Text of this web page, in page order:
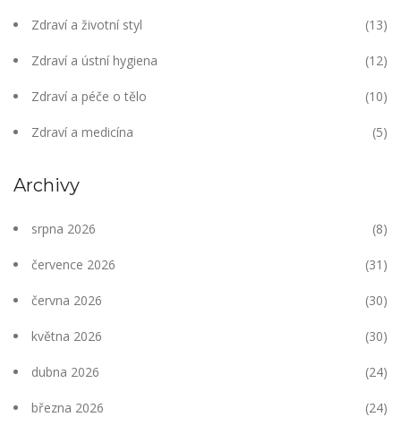
Zdraví a životní styl (13)
Zdraví a ústní hygiena (12)
Zdraví a péče o tělo (10)
Zdraví a medicína (5)
Archivy
srpna 2026 (8)
července 2026 (31)
června 2026 (30)
května 2026 (30)
dubna 2026 (24)
března 2026 (24)